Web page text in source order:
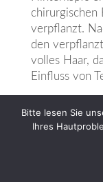
chirurgischen
verpflanzt.
den
volles Haar,
Einfluss von
Die gute
heilt in
Monaten von
Bitte lesen Sie
Ihres